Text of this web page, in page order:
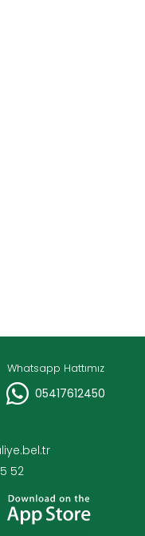
Whatsapp Hattımız
05417612450
52